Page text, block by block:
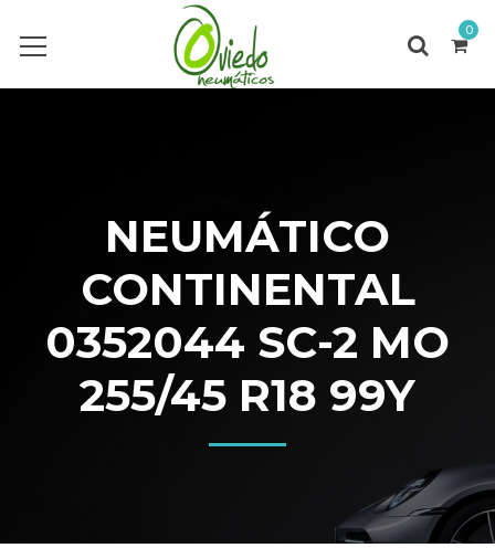
0
NEUMÁTICO
CONTINENTAL
0352044 SC-2 MO
255/45 R18 99Y